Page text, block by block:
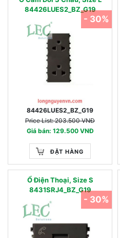
84426LUES2_BZ_G19
84426LUES2_BZ_G19
Price List: 203.500 VNĐ
Giá bán: 129.500 VNĐ
ĐẶT HÀNG
- 30%
Ổ Điện Thoại, Size S
8431SRJ4_BZ_G19
- 30%